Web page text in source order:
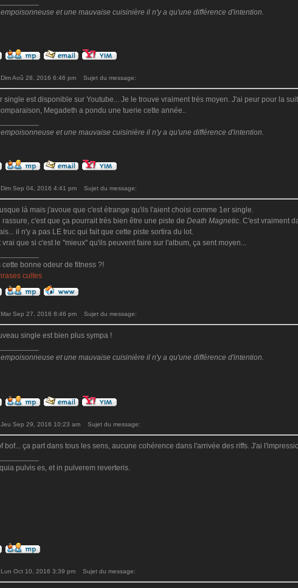
et une mauvaise cuisinière il n'y a qu'une différence d'intention.
Aoû 28, 2016 6:46 pm Sujet du message:
single est disponible sur Youtube... Je le trouve vraiment très moyen. J'ai peur pour la
Megadeth a pondu une tuerie cette année..
et une mauvaise cuisinière il n'y a qu'une différence d'intention.
Sep 04, 2016 4:41 pm Sujet du message:
là mais j'avoue que c'est étrange qu'ils l'aient choisi comme 1er single.
rassure, c'est que ça pourrait très bien être une piste de Death Magnetic. C'est vraiment
il n'y a pas LE truc qui fait que cette piste sortira du lot.
vrai que si c'est le "mieux" qu'ils peuvent faire sur l'album, ça sent moyen...
cette bonne odeur de fitness ?!
cultes
Sep 27, 2016 8:46 pm Sujet du message:
single est bien plus sympa !
et une mauvaise cuisinière il n'y a qu'une différence d'intention.
Sep 29, 2016 10:23 am Sujet du message:
bof... ça part dans tous les sens, aucune cohérence dans l'arrivée des riffs. J'ai
pulvis es, et in pulverem reverteris.
Oct 10, 2016 3:39 pm Sujet du message: